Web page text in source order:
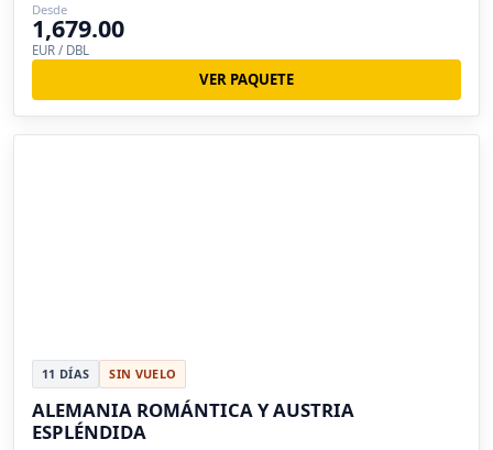
Desde
1,679.00
EUR / DBL
VER PAQUETE
11 DÍAS SIN VUELO
ALEMANIA ROMÁNTICA Y AUSTRIA
ESPLÉNDIDA